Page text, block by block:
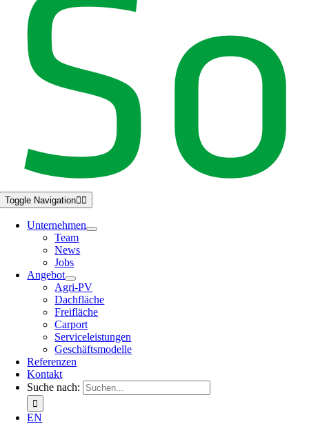
Toggle Navigation
Unternehmen
Team
News
Jobs
Angebot
Agri-PV
Dachfläche
Freifläche
Carport
Serviceleistungen
Geschäftsmodelle
Referenzen
Kontakt
Suche nach:
EN